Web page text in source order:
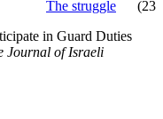
23)
The struggle
in Guard Duties
Journal of Israeli